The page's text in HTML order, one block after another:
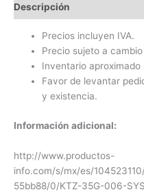
Descripción
Precios incluyen IVA.
Precio sujeto a
Inventario
Favor de levantar
y existencia.
Información adicional:
http://www.productos-
info.com/s/mx/es/
55bb88/0/KTZ-35G-006-